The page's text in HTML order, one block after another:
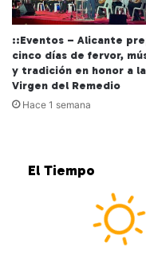
::Eventos – Alicante
cinco días de fervor,
y tradición en honor a la
Virgen del Remedio
Hace 1 semana
El Tiempo